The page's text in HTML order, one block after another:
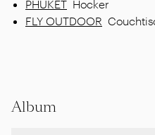
PHUKET Hocker
FLY OUTDOOR
Album